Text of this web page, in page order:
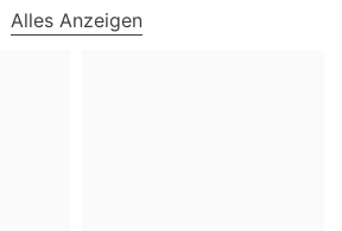
Alles Anzeigen